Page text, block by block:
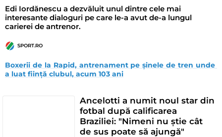
Edi Iordănescu a dezvăluit unul dintre cele mai
interesante dialoguri pe care le-a avut de-a lungul
carierei de antrenor.
SPORT.RO
Boxerii de la Rapid, antrenament pe șinele de tren unde
a luat ființă clubul, acum 103 ani
Ancelotti a numit noul star din
fotbal după calificarea
Braziliei: "Nimeni nu știe cât
de sus poate să ajungă"